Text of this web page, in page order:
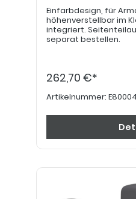
Einfarbdesign, für
höhenverstellbar im
integriert.
separat bestellen.
262,70 €*
Artikelnummer: